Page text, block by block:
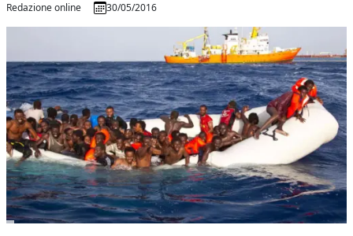
Redazione online 30/05/2016